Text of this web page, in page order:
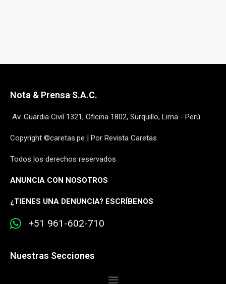
Nota & Prensa S.A.C.
Av. Guardia Civil 1321, Oficina 1802, Surquillo, Lima - Perú
Copyright ©caretas.pe | Por Revista Caretas
Todos los derechos reservados
ANUNCIA CON NOSOTROS
¿TIENES UNA DENUNCIA? ESCRÍBENOS
+51 961-602-710
Nuestras Secciones